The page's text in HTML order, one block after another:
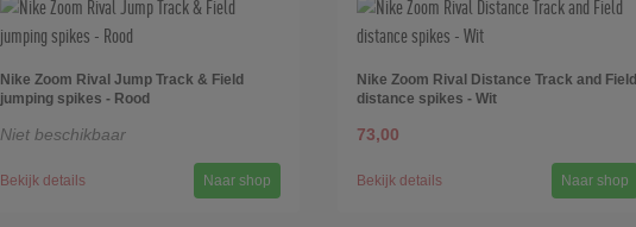
Nike Zoom Rival Jump Track & Field
jumping spikes - Rood
Niet beschikbaar
Bekijk details Naar shop
Nike Zoom Rival Distance Track and Field
distance spikes - Wit
73,00
Bekijk details Naar shop